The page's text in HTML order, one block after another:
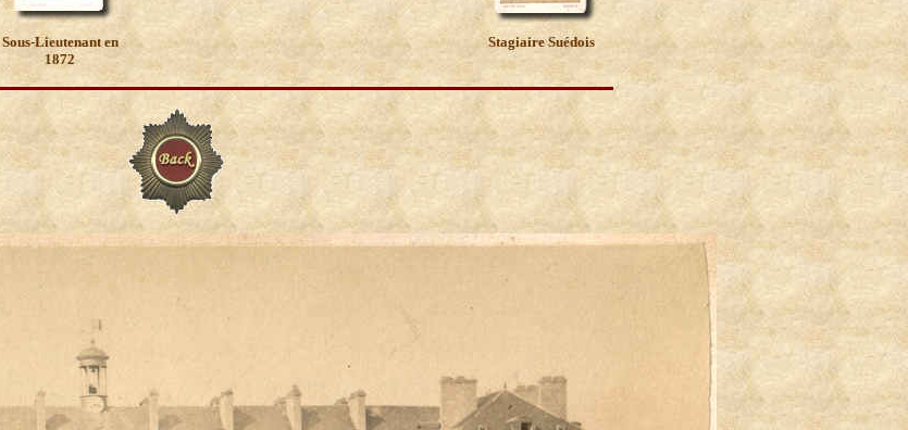
Sous-Lieutenant en
1872
Stagiaire Suédois